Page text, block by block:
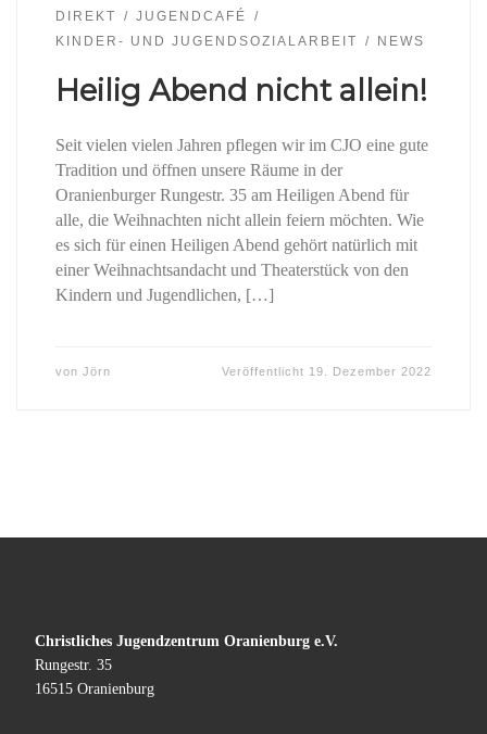
DIREKT
JUGENDCAFÉ
KINDER- UND JUGENDSOZIALARBEIT
NEWS
Heilig Abend nicht allein!
Seit vielen vielen Jahren pflegen wir im CJO eine gute
Tradition und öffnen unsere Räume in der
Oranienburger Rungestr. 35 am Heiligen Abend für
alle, die Weihnachten nicht allein feiern möchten. Wie
es sich für einen Heiligen Abend gehört natürlich mit
einer Weihnachtsandacht und Theaterstück von den
Kindern und Jugendlichen, […]
von Jörn Veröffentlicht 19. Dezember 2022
Christliches Jugendzentrum Oranienburg e.V.
Rungestr. 35
16515 Oranienburg